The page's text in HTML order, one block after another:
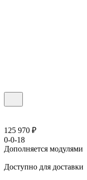
125 970 ₽
0-0-18
Дополняется модулями
Доступно для доставки